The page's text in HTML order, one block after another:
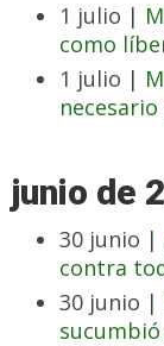
1 julio |
como
1 julio |
junio de
30 junio |
contra
30 junio |